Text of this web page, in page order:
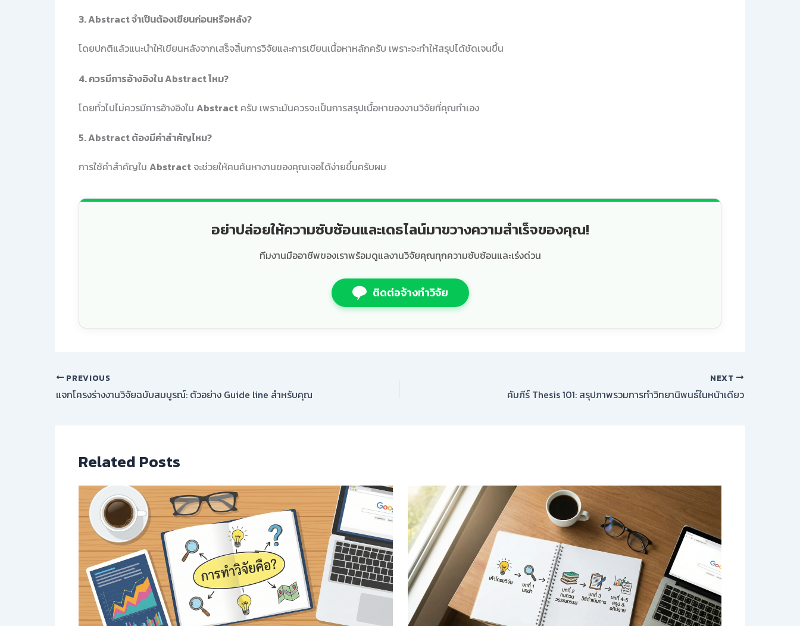
3.Abstract จำเป็นต้องเขียนก่อนหรือหลัง?
โดยปกติแล้วแนะนำให้เขียนหลังจากเสร็จสิ้นการวิจัยและการเขียนเนื้อหาหลักครับ เพราะจะทำให้สรุปได้ชัดเจนขึ้น
4.ควรมีการอ้างอิงใน Abstract ไหม?
โดยทั่วไปไม่ควรมีการอ้างอิงใน Abstract ครับ เพราะมันควรจะเป็นการสรุปเนื้อหาของงานวิจัยที่คุณทำเอง
5.Abstract ต้องมีคำสำคัญไหม?
การใช้คำสำคัญใน Abstract จะช่วยให้คนค้นหางานของคุณเจอได้ง่ายขึ้นครับผม
อย่าปล่อยให้ความซับซ้อนและเดธไลน์มาขวางความสำเร็จของคุณ!
ทีมงานมืออาชีพของเราพร้อมดูแลงานวิจัยคุณทุกความซับซ้อนและเร่งด่วน
ติดต่อจ้างทำวิจัย
PREVIOUS
แจกโครงร่างงานวิจัยฉบับสมบูรณ์: ตัวอย่าง Guide line สำหรับคุณ
NEXT
คัมภีร์ Thesis 101: สรุปภาพรวมการทำวิทยานิพนธ์ในหน้าเดียว
Related Posts